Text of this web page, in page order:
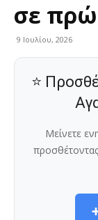
σε
9 Ιουλίου, 2026
⭐
Μείνετε